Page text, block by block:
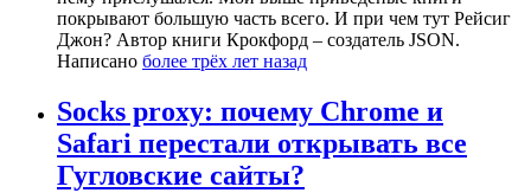
покрывают большую часть всего. И при чем тут Рейсиг
Джон? Автор книги Крокфорд – создатель JSON.
Написано более трёх лет назад
Socks proxy: почему Chrome и
Safari перестали открывать все
Гугловские сайты?